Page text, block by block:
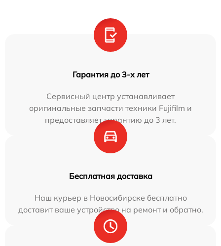
Гарантия до 3-х лет
Сервисный центр устанавливает
оригинальные запчасти техники Fujifilm и
предоставляет гарантию до 3 лет.
Бесплатная доставка
Наш курьер в Новосибирске бесплатно
доставит ваше устройство на ремонт и обратно.